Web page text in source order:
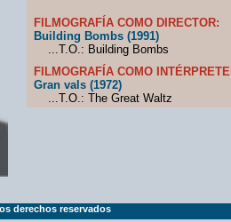
FILMOGRAFÍA COMO DIRECTOR:
Building Bombs (1991)
...T.O.: Building Bombs
FILMOGRAFÍA COMO
Gran vals (1972)
...T.O.: The Great Waltz
derechos reservados